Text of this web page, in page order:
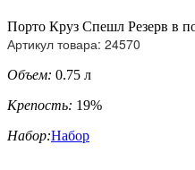
Порто Круз Спешл Резерв в
Артикул товара: 24570
Объем: 0.75 л
Крепость: 19%
Набор:Набор